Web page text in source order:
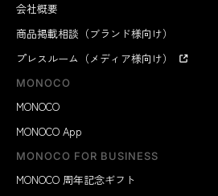
会社概要
商品掲載相談（ブランド様向け）
プレスルーム（メディア様向け）
MONOCO
MONOCO
MONOCO App
MONOCO FOR BUSINESS
MONOCO 周年記念ギフト